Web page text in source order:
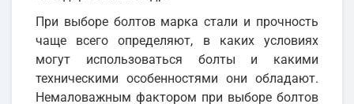
При выборе болтов марка стали и прочность
чаще всего определяют, в каких условиях
могут использоваться болты и какими
техническими особенностями они обладают.
Немаловажным фактором при выборе болтов